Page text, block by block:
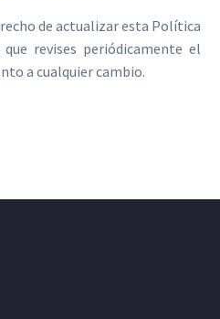
de actualizar esta Política
revises periódicamente el
a cualquier cambio.